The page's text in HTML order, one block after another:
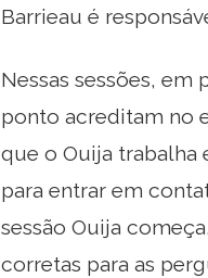
Barrieau é
Nessas sessões,
ponto acreditam no
que o Ouija
para entrar em
sessão Ouija
corretas para as